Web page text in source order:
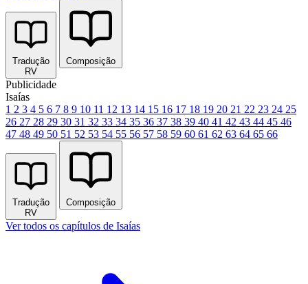
Tradução
RV
Composição
Publicidade
Isaías
1 2 3 4 5 6 7 8 9 10 11 12 13 14 15 16 17 18 19 20 21 22 23 24 25
26 27 28 29 30 31 32 33 34 35 36 37 38 39 40 41 42 43 44 45 46
47 48 49 50 51 52 53 54 55 56 57 58 59 60 61 62 63 64 65 66
Tradução
RV
Composição
Ver todos os capítulos de Isaías